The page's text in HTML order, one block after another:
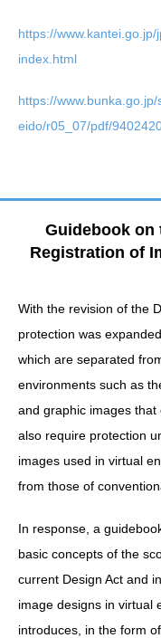
https://
index.html
https://
eido/r05_07/pdf/
Guidebook on
Registration of
With the revision of the
protection was
which are separated
environments such as
and graphic images
also require protection
images used in virtual
from those of
In response, a
basic concepts of the
current Design Act and
image designs in virtual
introduces, in the form